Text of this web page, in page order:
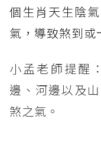
個生肖天生陰
氣，導致煞到或
小孟老師提醒
邊、河邊以及
煞之氣。